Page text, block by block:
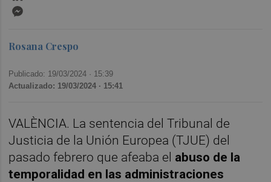
Rosana Crespo
Publicado: 19/03/2024 · 15:39
Actualizado: 19/03/2024 · 15:41
VALÈNCIA. La sentencia del Tribunal de
Justicia de la Unión Europea (TJUE) del
pasado febrero que afeaba el abuso de la
temporalidad en las administraciones